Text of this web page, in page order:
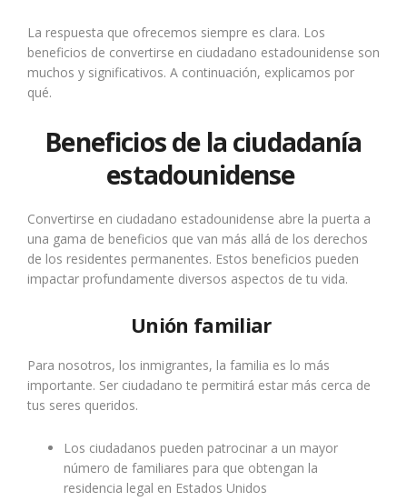
La respuesta que ofrecemos siempre es clara. Los
beneficios de convertirse en ciudadano estadounidense son
muchos y significativos. A continuación, explicamos por
qué.
Beneficios de la ciudadanía
estadounidense
Convertirse en ciudadano estadounidense abre la puerta a
una gama de beneficios que van más allá de los derechos
de los residentes permanentes. Estos beneficios pueden
impactar profundamente diversos aspectos de tu vida.
Unión familiar
Para nosotros, los inmigrantes, la familia es lo más
importante. Ser ciudadano te permitirá estar más cerca de
tus seres queridos.
Los ciudadanos pueden patrocinar a un mayor
número de familiares para que obtengan la
residencia legal en Estados Unidos